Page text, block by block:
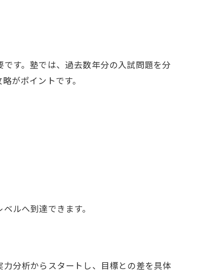
す。塾では、過去数年分の入試問題を分
がポイントです。
ルへ到達できます。
分析からスタートし、目標との差を具体